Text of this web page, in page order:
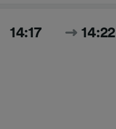
14:17 14:22